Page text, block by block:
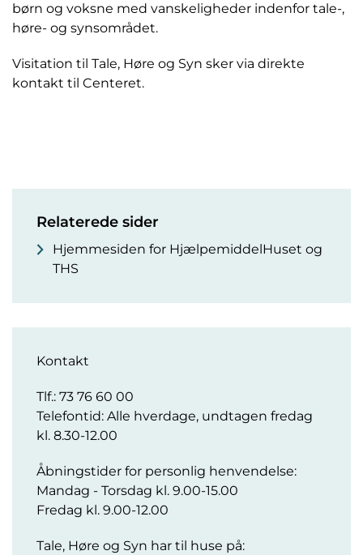
børn og voksne med vanskeligheder indenfor tale-,
høre- og synsområdet.
Visitation til Tale, Høre og Syn sker via direkte
kontakt til Centeret.
Relaterede sider
Hjemmesiden for HjælpemiddelHuset og
THS
Kontakt
Tlf.: 73 76 60 00
Telefontid: Alle hverdage, undtagen fredag
kl. 8.30-12.00
Åbningstider for personlig henvendelse:
Mandag - Torsdag kl. 9.00-15.00
Fredag kl. 9.00-12.00
Tale, Høre og Syn har til huse på: